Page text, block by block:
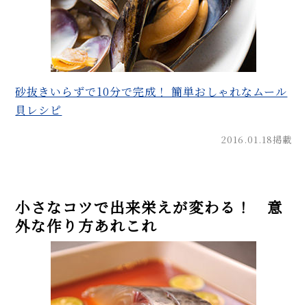
砂抜きいらずで10分で完成！ 簡単おしゃれなムール
貝レシピ
2016.01.18掲載
小さなコツで出来栄えが変わる！ 意
外な作り方あれこれ